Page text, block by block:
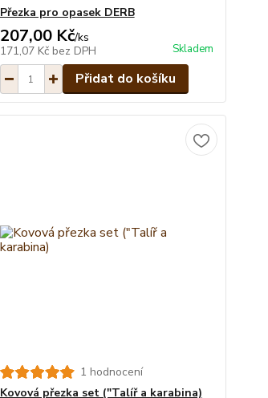
Přezka pro opasek DERB
207,00 Kč/ks
171,07 Kč bez DPH Skladem
Přidat do košíku
1 hodnocení
Kovová přezka set ("Talíř a karabina)